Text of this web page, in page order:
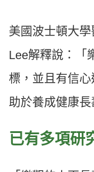
美國波士頓大
Lee解釋說：「
標，並且有信
助於養成健康長
已有多項研